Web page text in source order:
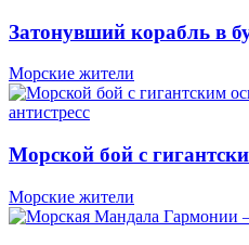
Затонувший корабль в
Морские жители
Морской бой с
Морские жители